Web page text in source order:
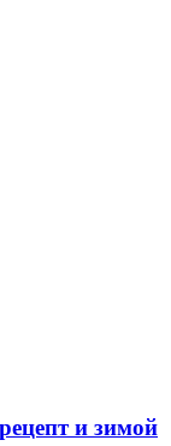
и зимой